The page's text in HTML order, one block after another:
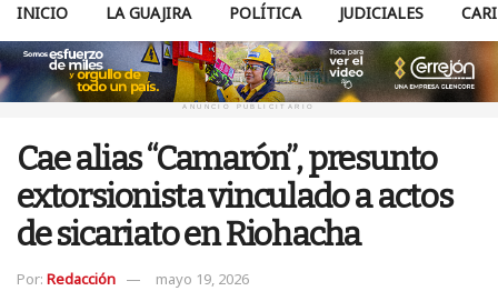
INICIO LA GUAJIRA POLÍTICA JUDICIALES
ANUNCIO PUBLICITARIO
Cae alias “Camarón”, presunto
extorsionista vinculado a actos
de sicariato en Riohacha
Por: Redacción mayo 19, 2026